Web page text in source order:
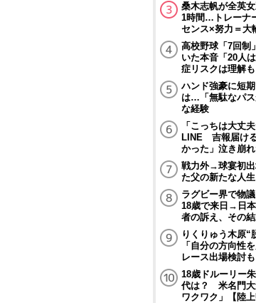
桑木志帆が全英
1時間…トレーナ
センス×努力＝大
高校野球「7回
いた本音「20人
症リスクは理解も
ハンド強豪に短
は…「無駄なパ
な経験
「こっちは大丈
LINE 吉報届け
かった」泣き崩
戦力外→球宴初出
た父の新たな人
ラグビー界で物
18歳で来日→日
者の訴え、その
りくりゅう木原“
「自分の方向性
レース出場検討
18歳ドルーリー
代は？ 米名門大
ワクワク」【陸上